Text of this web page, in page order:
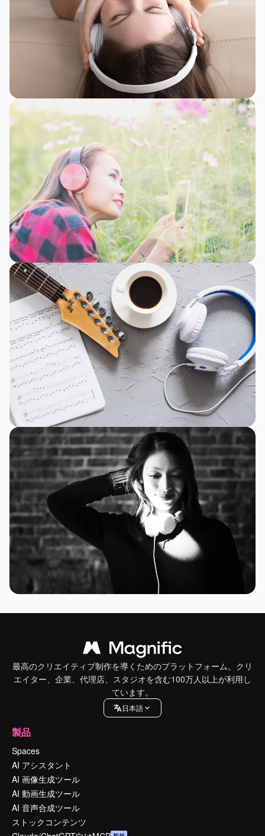
最高のクリエイティブ制作を導くためのプラットフォーム。クリ
エイター、企業、代理店、スタジオを含む100万人以上が利用し
ています。
日本語
製品
Spaces
AI アシスタント
AI 画像生成ツール
AI 動画生成ツール
AI 音声合成ツール
ストックコンテンツ